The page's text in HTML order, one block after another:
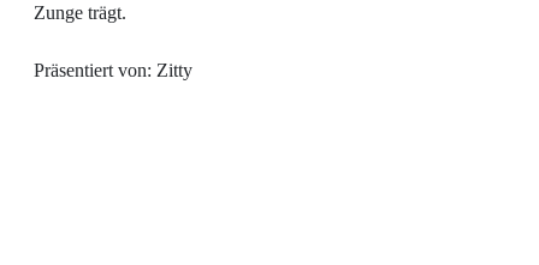
Zunge trägt.
Präsentiert von: Zitty